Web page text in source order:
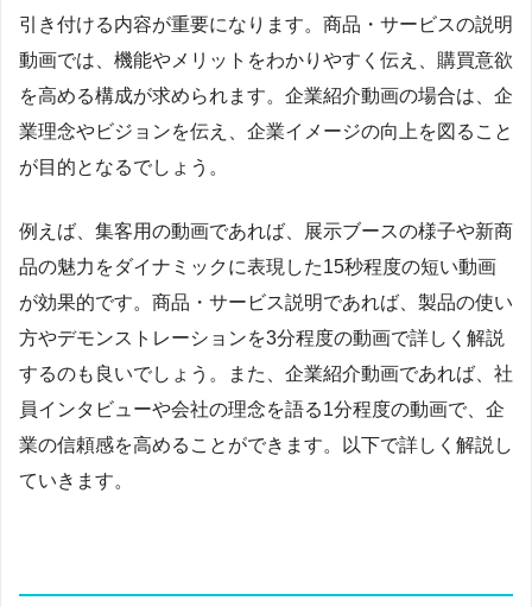
引き付ける内容が重要になります。商品・サービスの説明
動画では、機能やメリットをわかりやすく伝え、購買意欲
を高める構成が求められます。企業紹介動画の場合は、企
業理念やビジョンを伝え、企業イメージの向上を図ること
が目的となるでしょう。
例えば、集客用の動画であれば、展示ブースの様子や新商
品の魅力をダイナミックに表現した15秒程度の短い動画
が効果的です。商品・サービス説明であれば、製品の使い
方やデモンストレーションを3分程度の動画で詳しく解説
するのも良いでしょう。また、企業紹介動画であれば、社
員インタビューや会社の理念を語る1分程度の動画で、企
業の信頼感を高めることができます。以下で詳しく解説し
ていきます。